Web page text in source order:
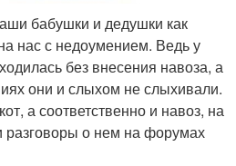
бабушки и дедушки как
нас с недоумением. Ведь у
без внесения навоза, а
они и слыхом не слыхивали.
а соответственно и навоз, на
разговоры о нем на форумах